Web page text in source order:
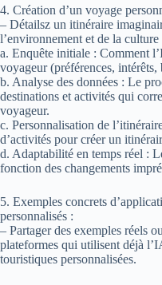
4. Création d’un voyage
– Détailsz un itinéraire
l’environnement et de la
a. Enquête initiale : Comment
voyageur (préférences, intérêts,
b. Analyse des données : Le
destinations et activités qui
voyageur.
c. Personnalisation de
d’activités pour créer un
d. Adaptabilité en temps réel :
fonction des changements
5. Exemples concrets
personnalisés :
– Partager des exemples réels
plateformes qui utilisent déjà
touristiques personnalisées.